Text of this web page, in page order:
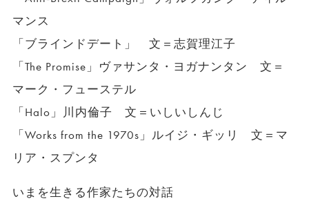
マンス
「ブラインドデート」 文＝志賀理江子
「The Promise」ヴァサンタ・ヨガナンタン 文＝
マーク・フューステル
「Halo」川内倫子 文＝いしいしんじ
「Works from the 1970s」ルイジ・ギッリ 文＝マ
リア・スプンタ
いまを生きる作家たちの対話